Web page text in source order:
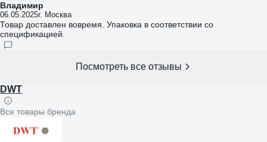
Владимир
06.05.2025г. Москва
Товар доставлен вовремя. Упаковка в соответствии со
спецификацией.
Посмотреть все отзывы
DWT
Все товары бренда